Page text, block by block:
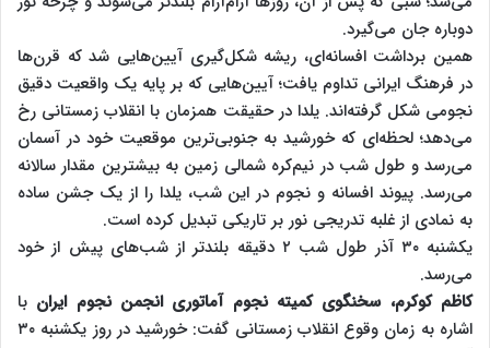
دوباره جان می‌گیرد.
همین برداشت افسانه‌ای، ریشه شکل‌گیری آیین‌هایی شد که قرن‌ها
در فرهنگ ایرانی تداوم یافت؛ آیین‌هایی که بر پایه یک واقعیت دقیق
نجومی شکل گرفته‌اند. یلدا در حقیقت همزمان با انقلاب زمستانی رخ
می‌دهد؛ لحظه‌ای که خورشید به جنوبی‌ترین موقعیت خود در آسمان
می‌رسد و طول شب در نیم‌کره شمالی زمین به بیشترین مقدار سالانه
می‌رسد. پیوند افسانه و نجوم در این شب، یلدا را از یک جشن ساده
به نمادی از غلبه تدریجی نور بر تاریکی تبدیل کرده است.
یکشنبه ۳۰ آذر طول شب ۲ دقیقه بلندتر از شب‌های پیش از خود
می‌رسد.
کاظم کوکرم، سخنگوی کمیته نجوم آماتوری انجمن نجوم ایران با
اشاره به زمان وقوع انقلاب زمستانی گفت: خورشید در روز یکشنبه ۳۰